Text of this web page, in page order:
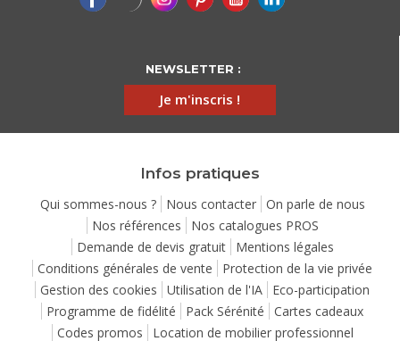
NEWSLETTER :
Je m'inscris !
Infos pratiques
Qui sommes-nous ? Nous contacter
On parle de nous
Nos références
Nos catalogues PROS
Demande de devis gratuit
Mentions légales
Conditions générales de vente
Protection de la vie privée
Gestion des cookies
Utilisation de l'IA
Eco-participation
Programme de fidélité
Pack Sérénité
Cartes cadeaux
Codes promos
Location de mobilier professionnel